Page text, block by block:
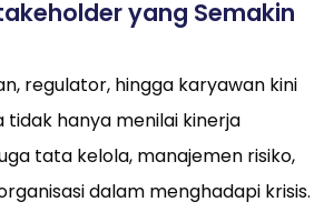
yang Semakin
regulator, hingga karyawan kini
tidak hanya menilai kinerja
tata kelola, manajemen risiko,
dalam menghadapi krisis.